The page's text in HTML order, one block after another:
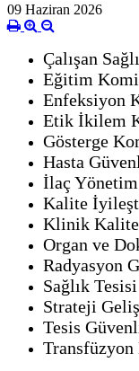
09 Haziran 2026
Çalışan
Eğitim
Enfeksiyon
Etik İkilem
Gösterge
Hasta
İlaç
Kalite
Klinik
Organ ve
Radyasyon
Sağlık
Strateji
Tesis